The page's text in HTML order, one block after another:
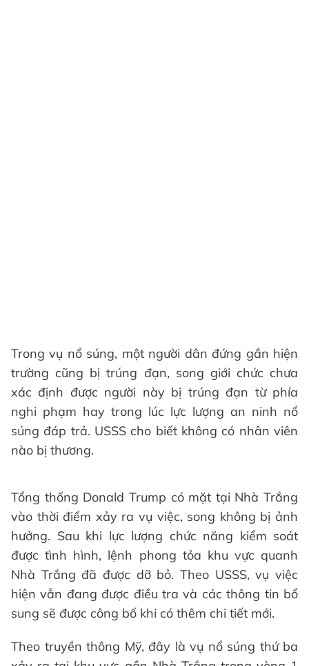
Trong vụ nổ súng, một người dân đứng gần hiện
trường cũng bị trúng đạn, song giới chức chưa
xác định được người này bị trúng đạn từ phía
nghi phạm hay trong lúc lực lượng an ninh nổ
súng đáp trả. USSS cho biết không có nhân viên
nào bị thương.
Tổng thống Donald Trump có mặt tại Nhà Trắng
vào thời điểm xảy ra vụ việc, song không bị ảnh
hưởng. Sau khi lực lượng chức năng kiểm soát
được tình hình, lệnh phong tỏa khu vực quanh
Nhà Trắng đã được dỡ bỏ. Theo USSS, vụ việc
hiện vẫn đang được điều tra và các thông tin bổ
sung sẽ được công bố khi có thêm chi tiết mới.
Theo truyền thông Mỹ, đây là vụ nổ súng thứ ba